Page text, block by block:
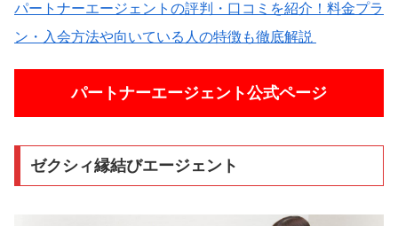
パートナーエージェントの評判・口コミを紹介！料金プラ
ン・入会方法や向いている人の特徴も徹底解説
パートナーエージェント公式ページ
ゼクシィ縁結びエージェント